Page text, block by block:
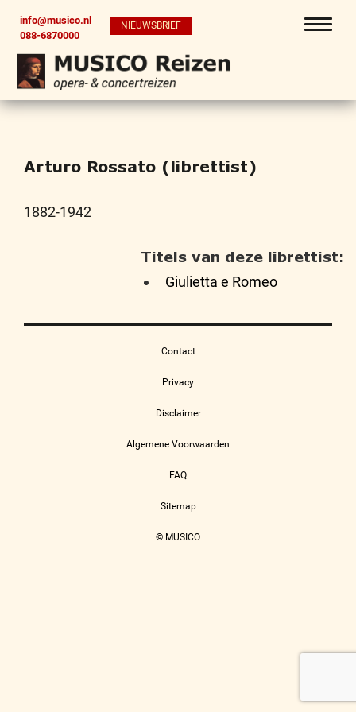
info@musico.nl
088-6870000
NIEUWSBRIEF
Arturo Rossato (librettist)
1882-1942
Titels van deze librettist:
Giulietta e Romeo
Contact
Privacy
Disclaimer
Algemene Voorwaarden
FAQ
Sitemap
© MUSICO